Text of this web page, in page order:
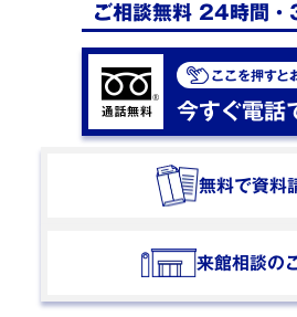
ご相談無料 24時間
ここを押すと
今すぐ電話
無料で資料
来館相談の